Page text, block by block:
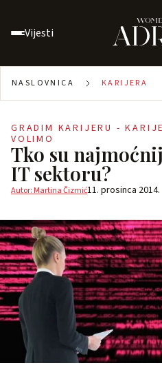
Vijesti
NASLOVNICA KARIJERA
GRADIM KARIJERU -
VOLIMO
Tko su
IT sektoru?
Autor: Martina Čizmić11. prosinca 2014.